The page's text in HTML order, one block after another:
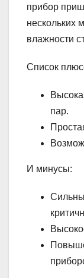
прибор
нескольких
влажности
Список
пар.
И минусы: